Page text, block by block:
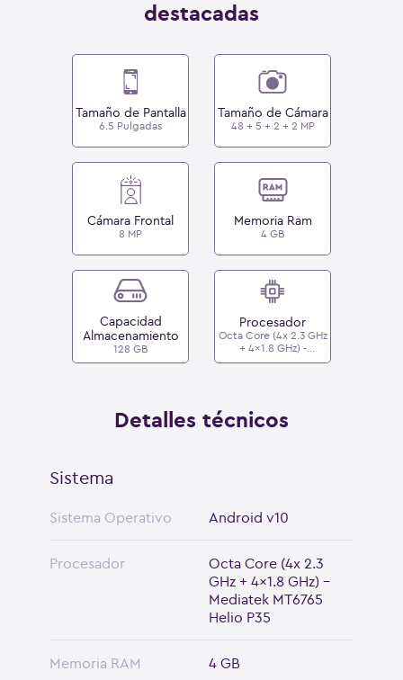
destacadas
Tamaño de Pantalla
6.5 Pulgadas
Tamaño de Cámara
48 + 5 + 2 + 2 MP
Cámara Frontal
8 MP
Memoria Ram
4 GB
Capacidad
Almacenamiento
128 GB
Procesador
Octa Core (4x 2.3 GHz
+ 4x1.8 GHz) -
Mediatek MT6765 Helio
Detalles técnicos
Sistema
Sistema Operativo Android v10
Procesador
Octa Core (4x 2.3
GHz + 4x1.8 GHz) -
Mediatek MT6765
Helio P35
Memoria RAM 4 GB